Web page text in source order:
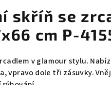
skříň se
cm P-
v glamour stylu.
vpravo dole tři zásuvky.